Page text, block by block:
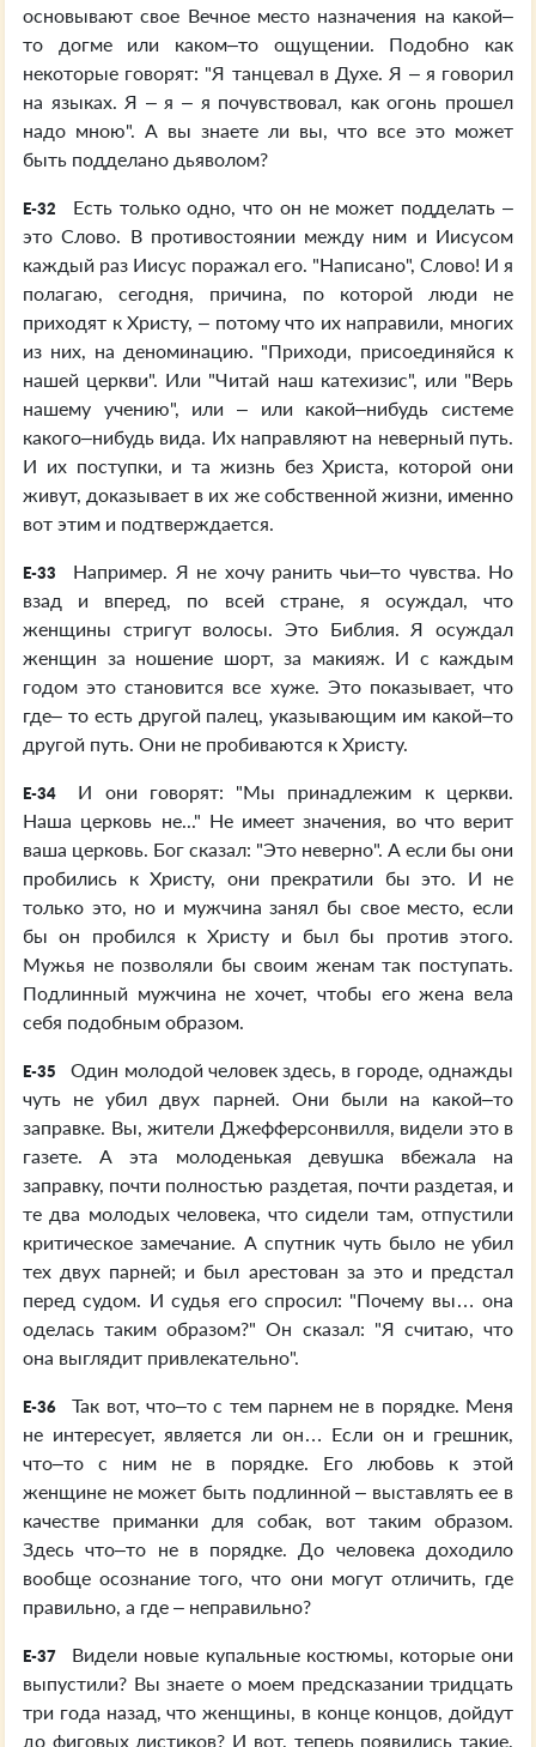
основывают свое Вечное место назначения на какой–
то догме или каком–то ощущении. Подобно как
некоторые говорят: "Я танцевал в Духе. Я – я говорил
на языках. Я – я – я почувствовал, как огонь прошел
надо мною". А вы знаете ли вы, что все это может
быть подделано дьяволом?
E-32
Есть только одно, что он не может подделать –
это Слово. В противостоянии между ним и Иисусом
каждый раз Иисус поражал его. "Написано", Слово! И я
полагаю, сегодня, причина, по которой люди не
приходят к Христу, – потому что их направили, многих
из них, на деноминацию. "Приходи, присоединяйся к
нашей церкви". Или "Читай наш катехизис", или "Верь
нашему учению", или – или какой–нибудь системе
какого–нибудь вида. Их направляют на неверный путь.
И их поступки, и та жизнь без Христа, которой они
живут, доказывает в их же собственной жизни, именно
вот этим и подтверждается.
E-33
Например. Я не хочу ранить чьи–то чувства. Но
взад и вперед, по всей стране, я осуждал, что
женщины стригут волосы. Это Библия. Я осуждал
женщин за ношение шорт, за макияж. И с каждым
годом это становится все хуже. Это показывает, что
где– то есть другой палец, указывающим им какой–то
другой путь. Они не пробиваются к Христу.
E-34
И они говорят: "Мы принадлежим к церкви.
Наша церковь не..." Не имеет значения, во что верит
ваша церковь. Бог сказал: "Это неверно". А если бы они
пробились к Христу, они прекратили бы это. И не
только это, но и мужчина занял бы свое место, если
бы он пробился к Христу и был бы против этого.
Мужья не позволяли бы своим женам так поступать.
Подлинный мужчина не хочет, чтобы его жена вела
себя подобным образом.
E-35
Один молодой человек здесь, в городе, однажды
чуть не убил двух парней. Они были на какой–то
заправке. Вы, жители Джефферсонвилля, видели это в
газете. А эта молоденькая девушка вбежала на
заправку, почти полностью раздетая, почти раздетая, и
те два молодых человека, что сидели там, отпустили
критическое замечание. А спутник чуть было не убил
тех двух парней; и был арестован за это и предстал
перед судом. И судья его спросил: "Почему вы… она
оделась таким образом?" Он сказал: "Я считаю, что
она выглядит привлекательно".
E-36
Так вот, что–то с тем парнем не в порядке. Меня
не интересует, является ли он… Если он и грешник,
что–то с ним не в порядке. Его любовь к этой
женщине не может быть подлинной – выставлять ее в
качестве приманки для собак, вот таким образом.
Здесь что–то не в порядке. До человека доходило
вообще осознание того, что они могут отличить, где
правильно, а где – неправильно?
E-37
Видели новые купальные костюмы, которые они
выпустили? Вы знаете о моем предсказании тридцать
три года назад, что женщины, в конце концов, дойдут
до фиговых листиков? И вот, теперь появились такие,